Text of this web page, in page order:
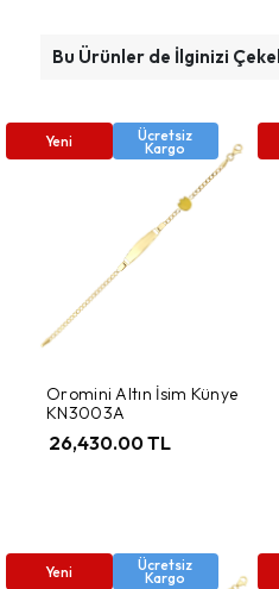
Bu Ürünler de İlginizi
Yeni Ücretsiz
Kargo
Oromini Altın İsim Künye
KN3003A
26,430.00 TL
Yeni Ücretsiz
Kargo